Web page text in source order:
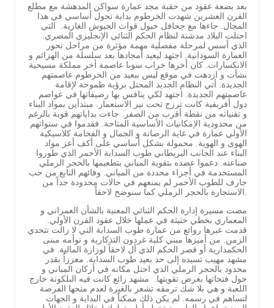
بعد بضعة عقود من حقبة مجد عمارة سواكن المدهشة مع مطلع
القرن العشرين شهدت الخرطوم بداية تحول أساسي في هذا
المجال. جاءها مع جحافل خيول قوات الجيوش الغازية. التي
احتلت البلاد مدشنة لنظام الحكم الثنائي الإنجليزي المصري.
الذي أسس لمرحلة مفصلية مهمة مؤثرة من مراحل تحور
العمارة السودانية. اجتهد ليعيد أمجادها بعد سلسلة من الهزائم و
الانكسارات. كان أخرها خراب سوبا عاصمة أخر مملكة مسيحية
نشأت و ازدهت في موقع ليس ببعيد من الخرطوم عاصمتهم
الجديدة. أتي النظام الجديد المحتل برؤية طموحة لإقامة
عاصمتهم الجديدة. اجتهد لكي ينافس بها رصيفاتها في عواصم
دول أفريقية كانت ترزح تحت نير الاستعمار. مبتدأين بمواد البناء
و تقنياته من نقطة أقرب من الصفر. جاءت بداياتهم قوية بالرغم
من محدودية الإمكانيات الأساسية المتاحة. فقدموا في سنواتهم
الأولي عمارة في غاية الرصانة و الجمال و الفخامة كلاسيكية
الهوى و الهوية. محمولة بشكل أساسي على أكف أعز مواد
البناء عند الجانب البريطاني طوب السدابة الأحمر الذي طوروا
صناعته. دعموا عضده بتقوية المباني بتطعيمها بالحجر الرملي
المستخدمة في أجزاء محددة من المباني. وفائهم النابع من حب
جارف للطوب الأحمر لم يمنعهم في حالات محدودة جداً من
مضت مسيرة إدارة الحكم الثنائي المعنية بالشأن العمراني و
المعماري بخطي حثيثة في عملها خلال عقود القرن الأولي.
قدمت عبرها روائع من عمارة طوب السدابة التي لا زالت تتحدي
الزمن. من أميزها مبني كلية غردون التذكارية و توأمه مبنى
الحكمدارية أو قصر الحكم الذي أل لاحقاً لوزارة المالية. في
مشهد مهيب تسيده إلى حد بعيد طوب السدابة. معززاُ بقدر
محدود بالحجر الرملي الذي احتل مكانه في أركان المباني و
حول فتحاتها بغرض تقويتها. مشهد رائع كانت فيه البلكونة خارج
اللعبة و هي بلا شك ترمقه تشعر بالغيرة لعدم منحها الفرصة
لتساهم في رسمه. لم يكن ذلك ممكناً في البداية و الجهات